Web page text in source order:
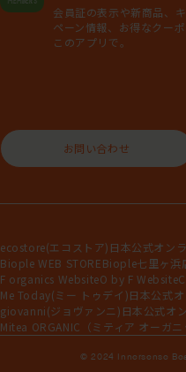
会員証の表示や新商品、
ペーン情報、お得なクー
このアプリで。
お問い合わせ
ecostore(エコストア)日本公式オン
Biople WEB STOREBiople七里ヶ浜
F organics WebsiteO by F Website
Me Today(ミー トゥデイ)日本公式
giovanni(ジョヴァンニ)日本公式オ
Mitea ORGANIC（ミティア オーガニ
© 2024 Innersense